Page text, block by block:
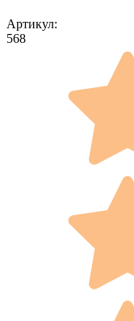
Артикул:
568